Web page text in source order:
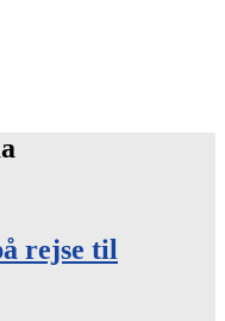
rejse til